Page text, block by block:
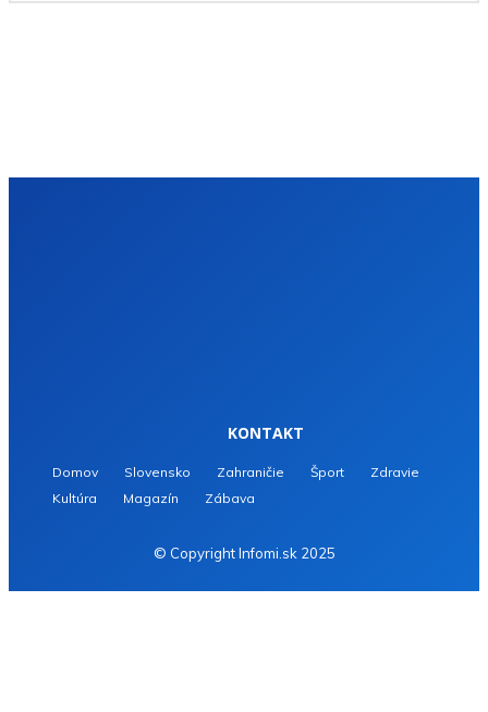
KONTAKT
Domov Slovensko Zahraničie Šport
Zdravie
Kultúra
Magazín Zábava
© Copyright Infomi.sk 2025